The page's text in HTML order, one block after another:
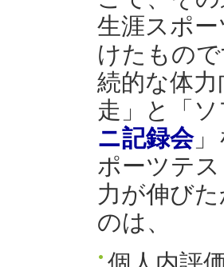
生涯スポ
けたもの
続的な体
走」と「
ニ記録会」
ポーツテ
力が伸び
のは、